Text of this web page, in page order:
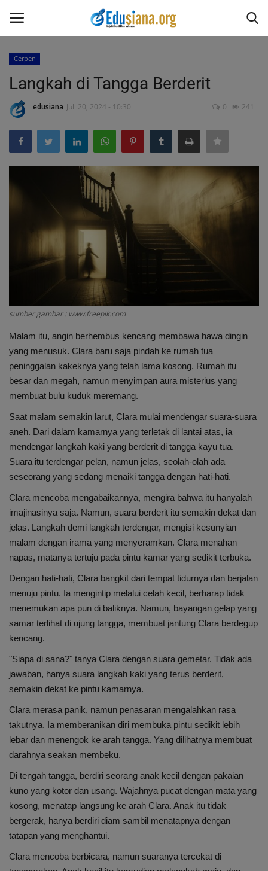
Home
Redaksi
Opini
Pantun
Cerita Anak
Resensi
Reportase
Galleri
Audiobook
Cerpen
Langkah di Tangga Berderit
edusiana Juli 20, 2024 - 10:30 0 241
sumber gambar : www.freepik.com
Malam itu, angin berhembus kencang membawa hawa dingin
yang menusuk. Clara baru saja pindah ke rumah tua
peninggalan kakeknya yang telah lama kosong. Rumah itu
besar dan megah, namun menyimpan aura misterius yang
membuat bulu kuduk meremang.
Saat malam semakin larut, Clara mulai mendengar suara-suara
aneh. Dari dalam kamarnya yang terletak di lantai atas, ia
mendengar langkah kaki yang berderit di tangga kayu tua.
Suara itu terdengar pelan, namun jelas, seolah-olah ada
seseorang yang sedang menaiki tangga dengan hati-hati.
Clara mencoba mengabaikannya, mengira bahwa itu hanyalah
imajinasinya saja. Namun, suara berderit itu semakin dekat dan
jelas. Langkah demi langkah terdengar, mengisi kesunyian
malam dengan irama yang menyeramkan. Clara menahan
napas, matanya tertuju pada pintu kamar yang sedikit terbuka.
Dengan hati-hati, Clara bangkit dari tempat tidurnya dan berjalan
menuju pintu. Ia mengintip melalui celah kecil, berharap tidak
menemukan apa pun di baliknya. Namun, bayangan gelap yang
samar terlihat di ujung tangga, membuat jantung Clara berdegup
kencang.
"Siapa di sana?" tanya Clara dengan suara gemetar. Tidak ada
jawaban, hanya suara langkah kaki yang terus berderit,
semakin dekat ke pintu kamarnya.
Clara merasa panik, namun penasaran mengalahkan rasa
takutnya. Ia memberanikan diri membuka pintu sedikit lebih
lebar dan menengok ke arah tangga. Yang dilihatnya membuat
darahnya seakan membeku.
Di tengah tangga, berdiri seorang anak kecil dengan pakaian
kuno yang kotor dan usang. Wajahnya pucat dengan mata yang
kosong, menatap langsung ke arah Clara. Anak itu tidak
bergerak, hanya berdiri diam sambil menatapnya dengan
tatapan yang menghantui.
Clara mencoba berbicara, namun suaranya tercekat di